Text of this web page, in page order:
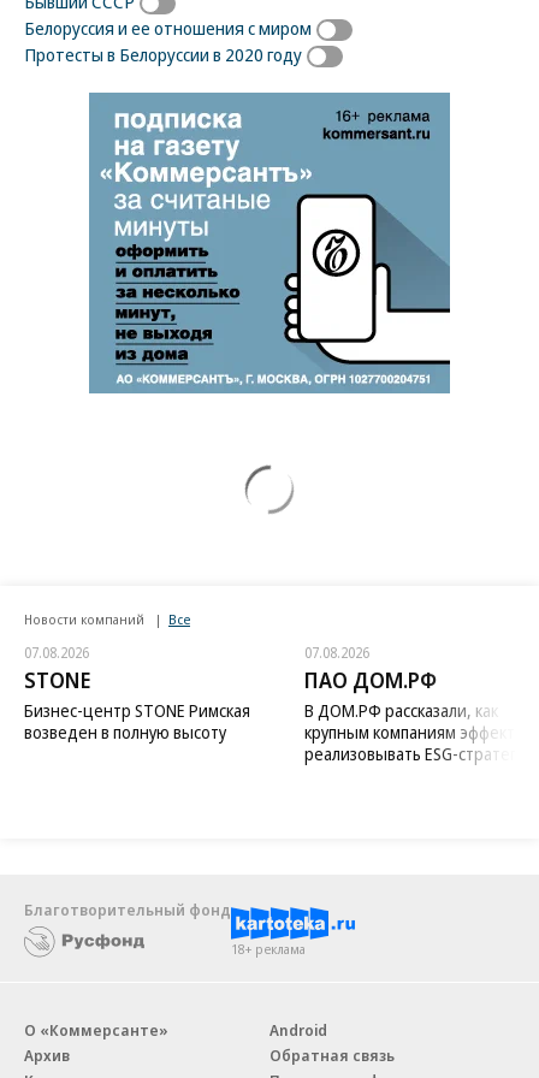
Белоруссия и ее отношения с миром
Протесты в Белоруссии в 2020 году
Новости компаний Все
07.08.2026
STONE
Бизнес-центр STONE Римская
возведен в полную высоту
07.08.2026
ПАО ДОМ.РФ
В ДОМ.РФ рассказали, как
крупным компаниям
реализовывать ESG-стратегию
Благотворительный фонд
18+ реклама
О «Коммерсанте»
Архив
Android
Обратная связь